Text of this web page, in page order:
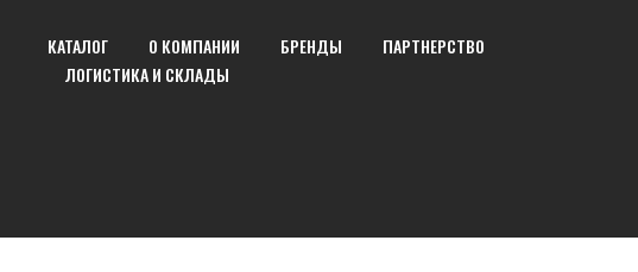
КАТАЛОГ О КОМПАНИИ БРЕНДЫ
ПАРТНЕРСТВО
ЛОГИСТИКА И СКЛАДЫ